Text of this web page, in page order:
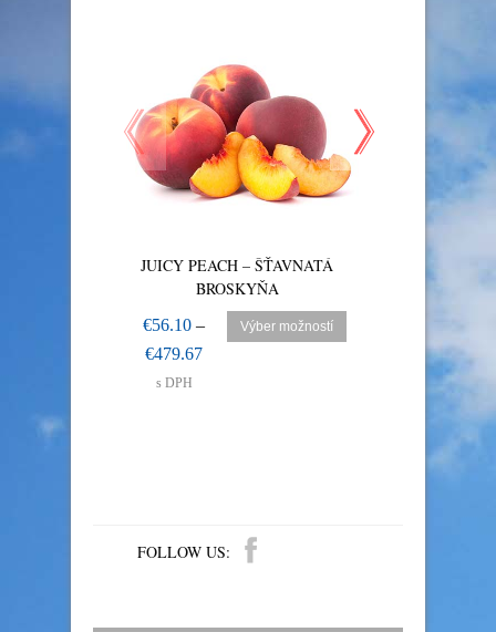
JUICY PEACH – ŠŤAVNATÁ
BROSKYŇA
€56.10 –
€479.67
s DPH
Výber možností
479.67
FOLLOW US: